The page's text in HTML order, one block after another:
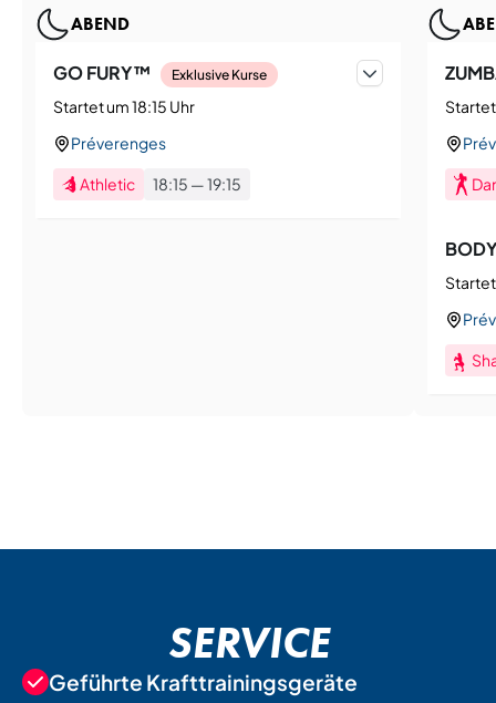
ABEND
GO FURY™ Exklusive Kurse
Startet um 18:15 Uhr
Préverenges
Athletic 18:15 —19:15
SERVICE
Geführte Krafttrainingsgeräte